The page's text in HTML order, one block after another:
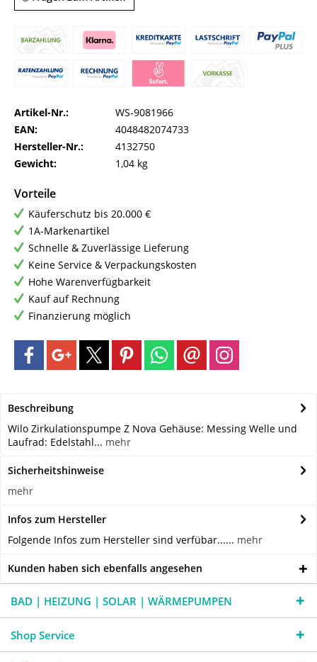
Artikel-Nr.:
WS-9081966
EAN:
4048482074733
Hersteller-Nr.:
4132750
Gewicht:
1,04 kg
Vorteile
Käuferschutz bis 20.000 €
1A-Markenartikel
Schnelle & Zuverlässige Lieferung
Keine Service & Verpackungskosten
Hohe Warenverfügbarkeit
Kauf auf Rechnung
Finanzierung möglich
Beschreibung
Wilo Zirkulationspumpe Z Nova Gehäuse: Messing Welle und
Laufrad: Edelstahl... mehr
Sicherheitshinweise
mehr
Infos zum Hersteller
Folgende Infos zum Hersteller sind verfübar...... mehr
Kunden haben sich ebenfalls angesehen
BAD | HEIZUNG | SOLAR | WÄRMEPUMPEN
Shop Service